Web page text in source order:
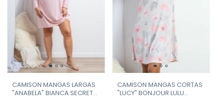
CAMISON MANGAS LARGAS
"ANABELA" BIANCA SECRETA
CAMISON MANGAS CORTAS
"LUCY" BONJOUR LULU